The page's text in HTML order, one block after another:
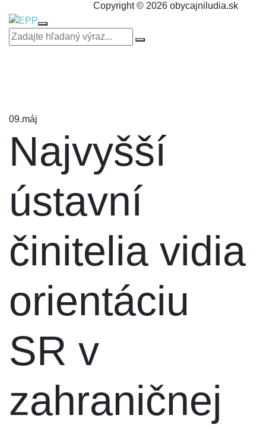
Copyright © 2026 obycajniludia.sk
09.máj
Najvyšší
ústavní
činitelia vidia
orientáciu
SR v
zahraničnej